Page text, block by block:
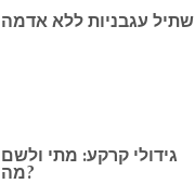
שתיל עגבניות ללא אדמה
גידולי קרקע: מתי ולשם
מה?